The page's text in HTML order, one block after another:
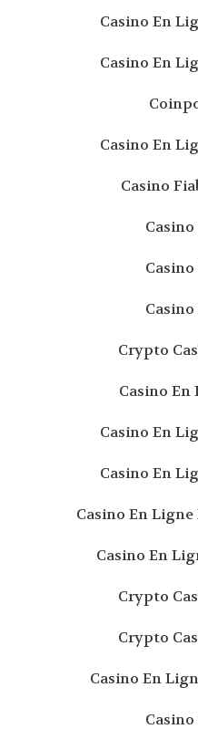
Casino En
Casino En
Casino En
Casino
Crypto
Casino En
Casino En
Casino En
Casino En
Casino En
Crypto
Crypto
Casino En